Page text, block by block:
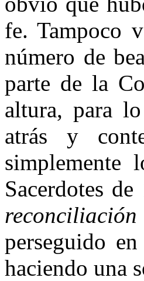
fe. Tampoco
número de
parte de la
altura, para
atrás y
simplemente
Sacerdotes
perseguido
haciendo una